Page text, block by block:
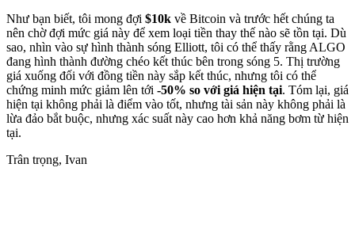
Như bạn biết, tôi mong đợi $10k về Bitcoin và trước hết chúng ta
nên chờ đợi mức giá này để xem loại tiền thay thế nào sẽ tồn tại. Dù
sao, nhìn vào sự hình thành sóng Elliott, tôi có thể thấy rằng ALGO
đang hình thành đường chéo kết thúc bên trong sóng 5. Thị trường
giá xuống đối với đồng tiền này sắp kết thúc, nhưng tôi có thể
chứng minh mức giảm lên tới -50% so với giá hiện tại. Tóm lại, giá
hiện tại không phải là điểm vào tốt, nhưng tài sản này không phải là
lừa đảo bắt buộc, nhưng xác suất này cao hơn khả năng bơm từ hiện
tại.
Trân trọng, Ivan